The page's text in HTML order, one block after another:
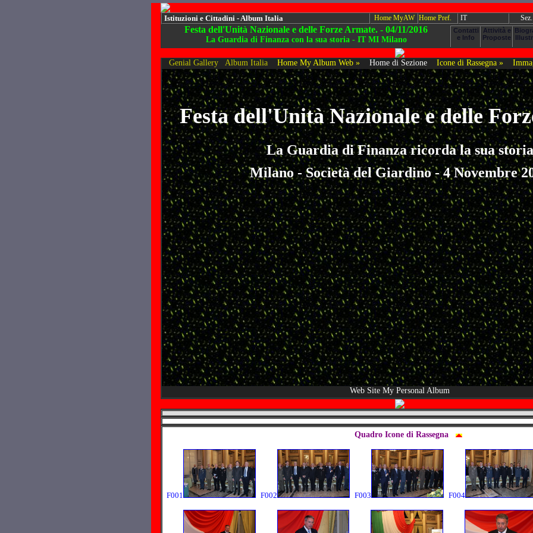
Istituzioni e Cittadini - Album Italia Home MyAW Home Pref. IT
Festa dell'Unità Nazionale e delle Forze Armate. - 04/11/2016
La Guardia di Finanza con la sua storia - IT MI Milano
Genial Gallery Album Italia Home My Album Web » Home di Sezione Icone di Rassegna »
Festa dell'Unità Nazionale e delle
La Guardia di Finanza ricorda la sua storia
Milano - Società del Giardino - 4 Novembre
Web Site My Personal Album
Quadro Icone di Rassegna
F001 F002 F003 F004